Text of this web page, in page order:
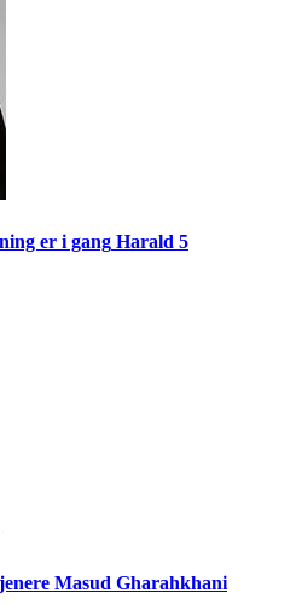
er i gang Harald 5
Masud Gharahkhani